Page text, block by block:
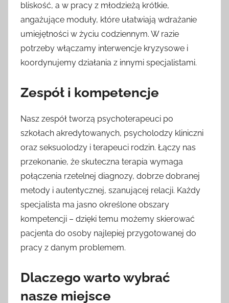
bliskość, a w pracy z młodzieżą krótkie,
angażujące moduły, które ułatwiają wdrażanie
umiejętności w życiu codziennym. W razie
potrzeby włączamy interwencje kryzysowe i
koordynujemy działania z innymi specjalistami.
Zespół i kompetencje
Nasz zespół tworzą psychoterapeuci po
szkołach akredytowanych, psycholodzy kliniczni
oraz seksuolodzy i terapeuci rodzin. Łączy nas
przekonanie, że skuteczna terapia wymaga
połączenia rzetelnej diagnozy, dobrze dobranej
metody i autentycznej, szanującej relacji. Każdy
specjalista ma jasno określone obszary
kompetencji – dzięki temu możemy skierować
pacjenta do osoby najlepiej przygotowanej do
pracy z danym problemem.
Dlaczego warto wybrać
nasze miejsce